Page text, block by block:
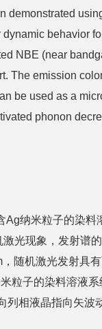
demonstrated
behavior
NBE (near
The emission
be used as a
phonon
纳米粒子的染
光现象，发射谱
随机激光发射具
粒子的染料溶液
相液晶指向矢波